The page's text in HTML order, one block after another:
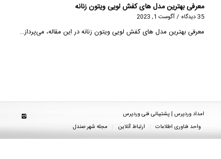
معرفی بهترین مدل های کفش لویی ویتون زنانه
35 دیدگاه / آگوست 1, 2023
معرفی بهترین مدل های کفش لویی ویتون زنانه در این مقاله، می‌پرداز…
امداد وردپرس | پشتیبانی فنی وردپرس
واحد فناوری اطلاعات
ارتباط آنلاین مجله شهر صندل